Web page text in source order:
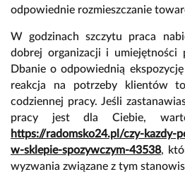
odpowiednie rozmieszczanie
W godzinach szczytu praca
dobrej organizacji i umiejętności
Dbanie o odpowiednią
reakcja na potrzeby klientów to
codziennej pracy. Jeśli
pracy jest dla Ciebie,
https://radomsko24.pl/czy-kazdy-
w-sklepie-spozywczym-43538,
wyzwania związane z tym